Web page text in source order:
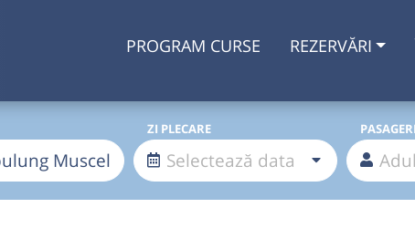
PROGRAM CURSE REZERVĂRI
ZI PLECARE